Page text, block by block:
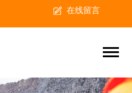
在线留言